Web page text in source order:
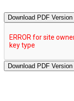
Download PDF Version